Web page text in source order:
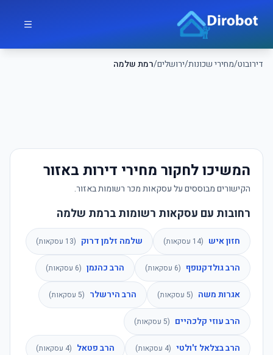
דירובוט/מחירי שכונות/ירושלים/רמת שלמה
דירובוט
המשיכו לחקור מחירי דירות באזור
הקישורים מבוססים על עסקאות מכר רשומות באזור.
רחובות עם עסקאות רשומות ברמת שלמה
חזון איש (
14 עסקאות) שלמה זלמן דרוק (
13 עסקאות)
הרב גולדקנופף (
6 עסקאות) הרב כהנמן (
6 עסקאות)
אגרות משה (
5 עסקאות) הרב הירשלר (
5 עסקאות)
הרב עוזי קלכהיים (
5 עסקאות)
הרב בצלאל ז'ולטי (
4 עסקאות) הרב פטאל (
4 עסקאות)